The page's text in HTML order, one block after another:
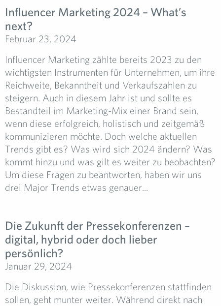
Influencer Marketing 2024 – What’s
next?
Februar 23, 2024
Influencer Marketing zählte bereits 2023 zu den
wichtigsten Instrumenten für Unternehmen, um ihre
Reichweite, Bekanntheit und Verkaufszahlen zu
steigern. Auch in diesem Jahr ist und sollte es
Bestandteil im Marketing-Mix einer Brand sein,
wenn diese erfolgreich, holistisch und zeitgemäß
kommunizieren möchte. Doch welche aktuellen
Trends gibt es? Was wird sich 2024 ändern? Was
kommt hinzu und was gilt es weiter zu beobachten?
Um diese Fragen zu beantworten, haben wir uns
drei Major Trends etwas genauer...
Die Zukunft der Pressekonferenzen –
digital, hybrid oder doch lieber
persönlich?
Januar 29, 2024
Die Diskussion, wie Pressekonferenzen stattfinden
sollen, geht munter weiter. Während direkt nach